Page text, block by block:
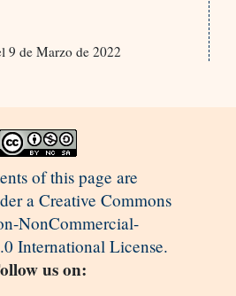
9 de Marzo de 2022
of this page are
a Creative Commons
NonCommercial-
International License.
us on: